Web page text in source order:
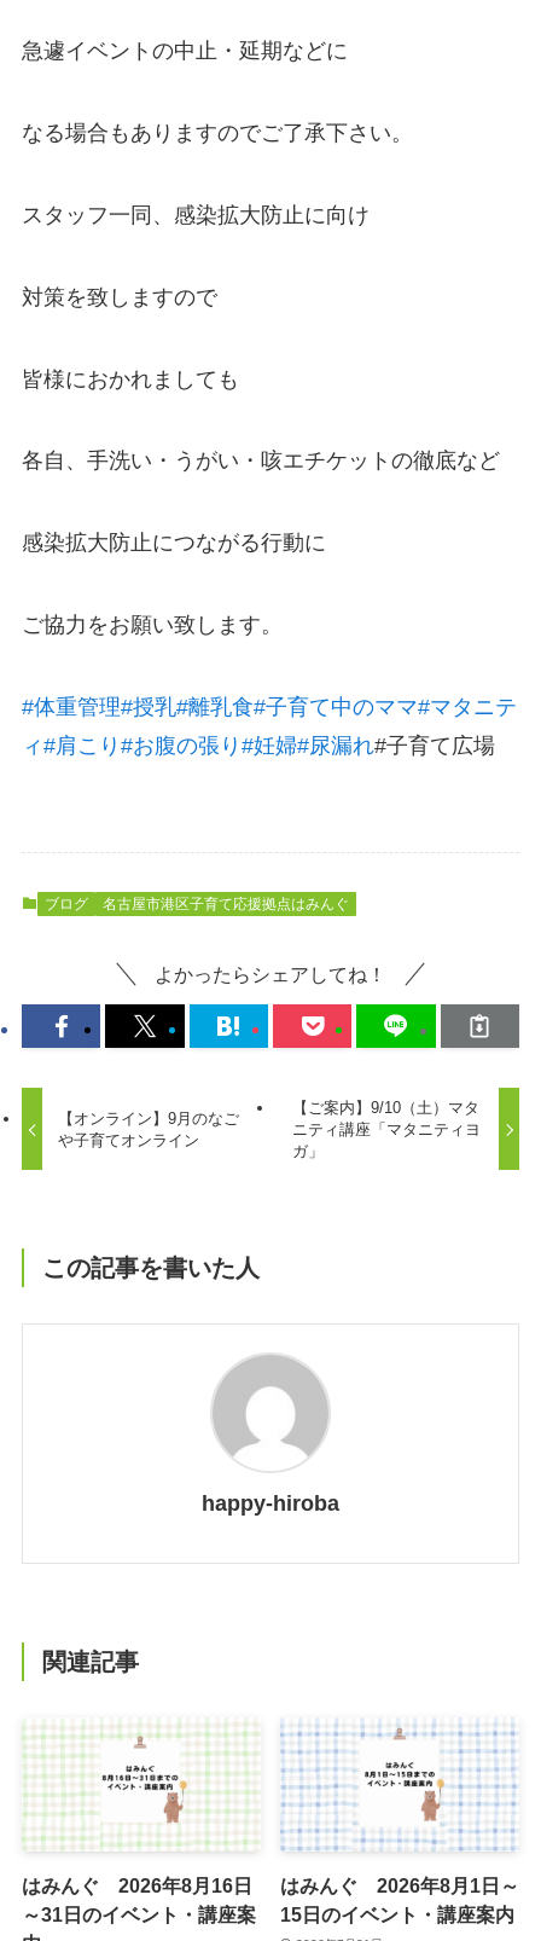
急遽イベントの中止・延期などに
なる場合もありますのでご了承下さい。
スタッフ一同、感染拡大防止に向け
対策を致しますので
皆様におかれましても
各自、手洗い・うがい・咳エチケットの徹底など
感染拡大防止につながる行動に
ご協力をお願い致します。
#体重管理#授乳#離乳食#子育て中のママ#マタニテ
ィ#肩こり #お腹の張り #妊婦#尿漏れ#子育て広場
ブログ 名古屋市港区子育て応援拠点はみんぐ
よかったらシェアしてね！
【オンライン】9月のなご
や子育てオンライン
【ご案内】9/10（土）マタ
ニティ講座「マタニティヨ
ガ」
この記事を書いた人
happy-hiroba
関連記事
はみんぐ 2026年8月16日
～31日のイベント・講座案
はみんぐ 2026年8月1日～
15日のイベント・講座案内